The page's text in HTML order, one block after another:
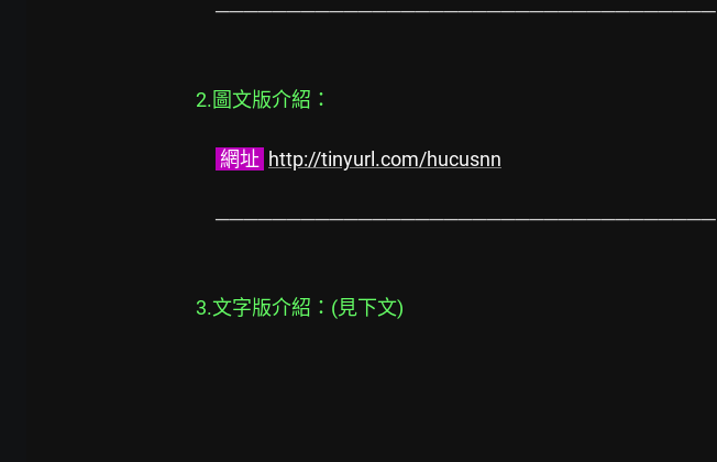
───────────────────────────────────
2.圖文版介紹：
網址 http://tinyurl.com/hucusnn
───────────────────────────────────
3.文字版介紹：(見下文)